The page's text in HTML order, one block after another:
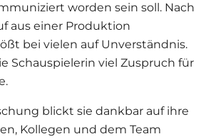
worden sein soll. Nach
aus einer Produktion
bei vielen auf Unverständnis.
Schauspielerin viel Zuspruch für
blickt sie dankbar auf ihre
Kollegen und dem Team